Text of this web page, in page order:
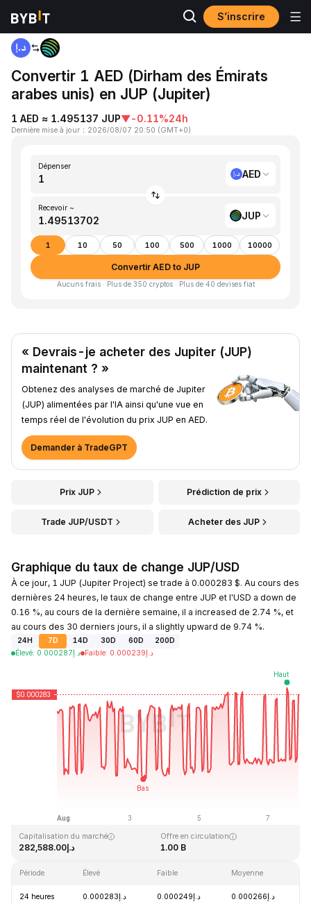
S’inscrire
Accueil
Convertir 1 AED (Dirham des Émirats
arabes unis) en JUP (Jupiter)
1 AED ≈ 1.495137 JUP▼-0.11%24h
Dernière mise à jour ： 2026/08/07 20:50 (GMT+0)
Dépenser
AED
Recevoir ~
JUP
1 10 50 100 500 1000 10000
Convertir AED to JUP
Aucuns frais · Plus de 350 cryptos · Plus de 40 devises fiat
« Devrais-je acheter des Jupiter (JUP)
maintenant ? »
Obtenez des analyses de marché de Jupiter
(JUP) alimentées par l'IA ainsi qu'une vue en
temps réel de l'évolution du prix JUP en AED.
Demander à TradeGPT
Prix JUP Prédiction de prix
Trade JUP/USDT Acheter des JUP
Graphique du taux de change JUP/USD
À ce jour, 1 JUP (Jupiter Project) se trade à 0.000283 $. Au cours des
dernières 24 heures, le taux de change entre JUP et l'USD a down de
0.16 %, au cours de la dernière semaine, il a increased de 2.74 %, et
au cours des 30 derniers jours, il a slightly upward de 9.74 %.
24H 7D 14D 30D 60D
200D
Élevé: د.إ0.000287 Faible: د.إ0.000239
Dernière mise à jour : 2026-08-07, 20:50 GMT+0
د.إ0.128999
Capitalisation du marché
د.إ282,588.00
Offre en circulation
1.00 B
Période Élevé Faible Moyenne
24 heures د.إ0.000283 د.إ0.000249 د.إ0.000266